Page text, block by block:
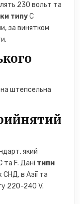
230 вольт та
типуC
за винятком
штепсельна
який
та F. Дані типи
СНД, в Азії та
220-240 V.